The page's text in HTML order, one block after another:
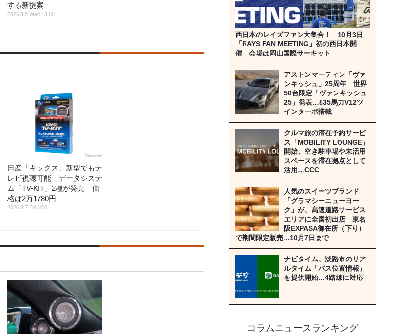
する新提案
2026.8.5 Wed 13:00
日産「キックス」新型でもテ
レビ視聴可能 データシステ
ム「TV-KIT」2種が発売 価
格は2万1780円
2026.8.7 Fri 8:00
西日本のレイズファン大集合！ 10月3日
「RAYS FAN MEETING」初の西日本開
催 会場は岡山国際サーキット
アストンマーティン「ヴァ
ンキッシュ」25周年 世界
50台限定「ヴァンキッシュ
25」発表…835馬力V12ツ
インターボ搭載
クルマ旅の滞在予約サービ
ス「MOBILITY LOUNGE」
開始、空き駐車場や未活用
スペースを滞在拠点として
活用…CCC
人気のスイーツブランド
「グラマシーニューヨー
ク」が、高速道路サービス
エリアに全国初出店 東名
阪EXPASA御在所（下り）
で期間限定販売…10月7日まで
ナビタイム、淡路市のリア
ルタイム「バス位置情報」
を提供開始…4路線に対応
コラムニュースランキング